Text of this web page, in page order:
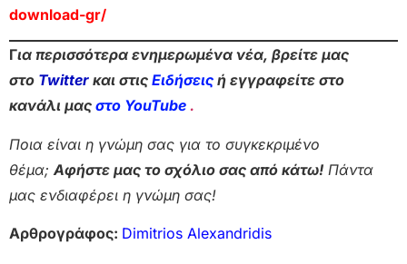
download-gr/
Για περισσότερα ενημερωμένα νέα, βρείτε μας
στο Twitter και στις Ειδήσεις ή εγγραφείτε στο
κανάλι μας στο YouTube .
Ποια είναι η γνώμη σας για το συγκεκριμένο
θέμα; Αφήστε μας το σχόλιο σας από κάτω! Πάντα
μας ενδιαφέρει η γνώμη σας!
Αρθρογράφος: Dimitrios Alexandridis